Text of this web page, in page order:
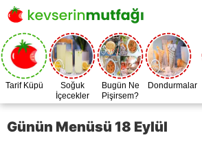
Tarif Küpü
Soğuk
İçecekler
Bugün Ne
Pişirsem?
Dondurmalar
Günün Menüsü 18 Eylül